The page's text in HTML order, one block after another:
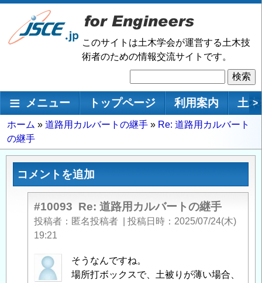
メ
ン
動
このサイトは土木学会が運営する土木技
術者のための情報交流サイトです。
索
メインナビゲーション
メニュー トップページ 利用案内 土 >
パ
ン
く
ホーム 道路用カルバートの継手
Re: 道路用カルバート
の継手
コメントを追加
#10093 Re: 道路用カルバートの継手
投稿者 匿名投稿者 投稿日時
2025/07/24(木)
19:21
匿
名
そうなんですね。
場所打ボックスで、土被りが薄い場合、